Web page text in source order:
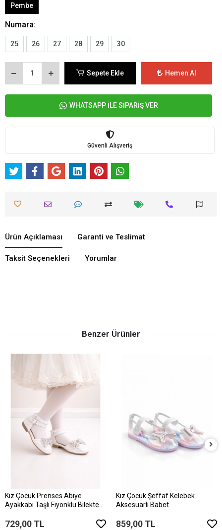
Pembe
Numara:
25 26 27 28 29 30
Sepete Ekle Hemen Al
WHATSAPP İLE SİPARİŞ VER
Güvenli Alışveriş
Ürün Açıklaması Garanti ve Teslimat
Taksit Seçenekleri Yorumlar
Benzer Ürünler
Kız Çocuk Prenses Abiye
Ayakkabı Taşlı Fiyonklu Bilekten
729,00 TL
Kız Çocuk Şeffaf Kelebek
Aksesuarlı Babet
859,00 TL